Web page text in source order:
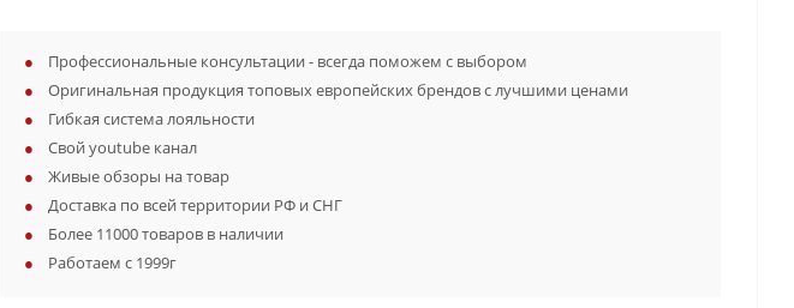
Профессиональные консультации - всегда поможем с выбором
Оригинальная продукция топовых европейских брендов с лучшими ценами
Гибкая система лояльности
Свой youtube канал
Живые обзоры на товар
Доставка по всей территории РФ и СНГ
Более 11000 товаров в наличии
Работаем с 1999г